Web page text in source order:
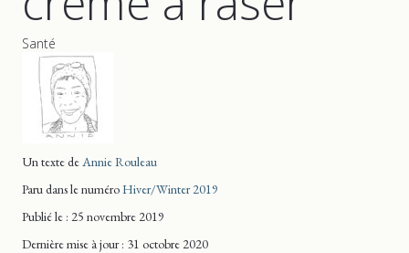
Santé
Un texte deAnnie Rouleau
Paru dans le numéroHiver/Winter 2019
Publié le : 25 novembre 2019
Dernière mise à jour: 31 octobre 2020